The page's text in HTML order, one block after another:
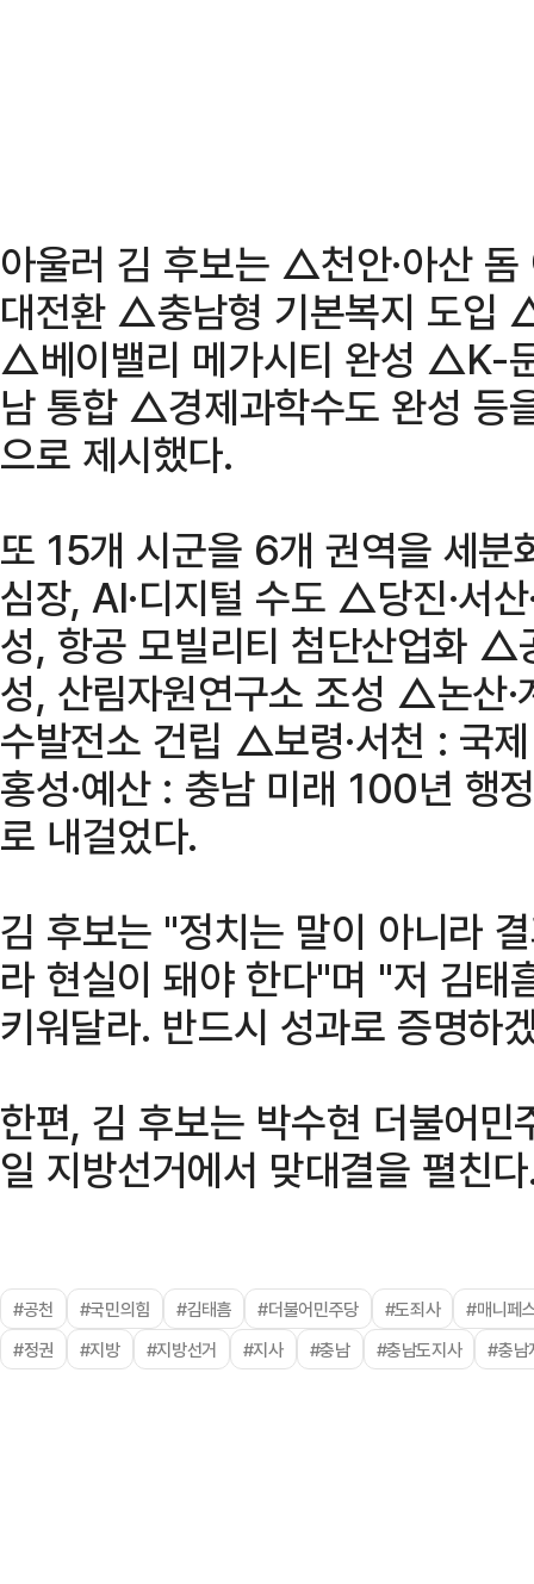
아울러 김 후보는 △천안·아산
대전환 △충남형 기본복지 도입
△베이밸리 메가시티 완성 △K-
남 통합 △경제과학수도 완성 등
으로 제시했다.
또 15개 시군을 6개 권역을 세
심장, AI·디지털 수도 △당진·서
성, 항공 모빌리티 첨단산업화 △
성, 산림자원연구소 조성 △논산·
수발전소 건립 △보령·서천 : 국
홍성·예산 : 충남 미래 100년 행
로 내걸었다.
김 후보는 "정치는 말이 아니라
라 현실이 돼야 한다"며 "저 김태
키워달라. 반드시 성과로 증명하
한편, 김 후보는 박수현 더불어
일 지방선거에서 맞대결을 펼친
#공천 #국민의힘 #김태흠 #더불어민주당 #도죄사
#매니페
#정권
#지방 #지방선거 #지사 #충남 #충남도지사 #충남